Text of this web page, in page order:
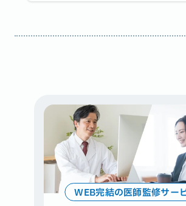
WEB完結の医師監修サー